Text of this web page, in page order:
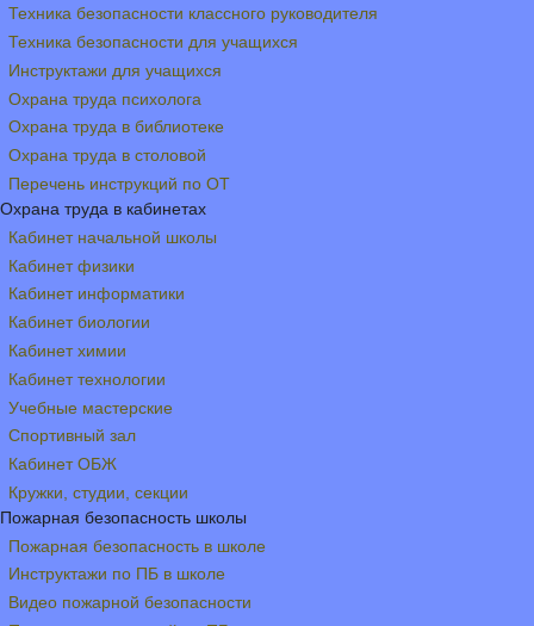
Техника безопасности классного руководителя
Техника безопасности для учащихся
Инструктажи для учащихся
Охрана труда психолога
Охрана труда в библиотеке
Охрана труда в столовой
Перечень инструкций по ОТ
Охрана труда в кабинетах
Кабинет начальной школы
Кабинет физики
Кабинет информатики
Кабинет биологии
Кабинет химии
Кабинет технологии
Учебные мастерские
Спортивный зал
Кабинет ОБЖ
Кружки, студии, секции
Пожарная безопасность школы
Пожарная безопасность в школе
Инструктажи по ПБ в школе
Видео пожарной безопасности